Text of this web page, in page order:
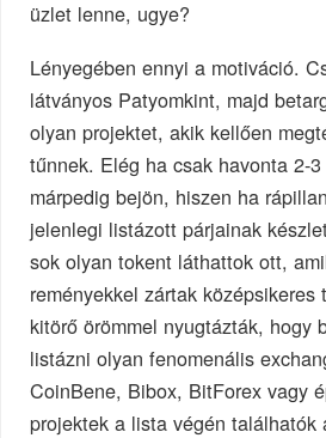
üzlet lenne, ugye?
Lényegében ennyi a motiváció.
látványos Patyomkint, majd
olyan projektet, akik kellően
tűnnek. Elég ha csak havonta 2-
márpedig bejön, hiszen ha
jelenlegi listázott párjainak
sok olyan tokent láthattok ott,
reményekkel zártak
kitörő örömmel nyugtázták, hogy
listázni olyan fenomenális
CoinBene, Bibox, BitForex vagy
projektek a lista végén találhatók